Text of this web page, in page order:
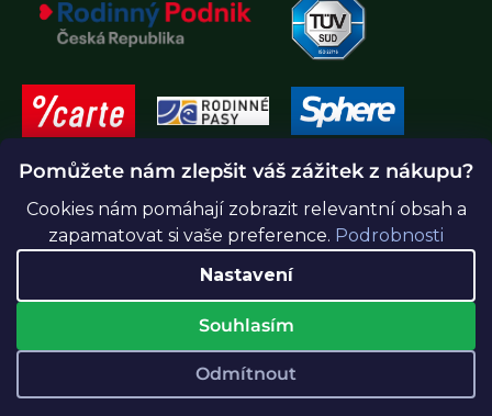
Pomůžete nám zlepšit váš zážitek z nákupu?
Cookies nám pomáhají zobrazit relevantní obsah a
zapamatovat si vaše preference. Podrobnosti
Nastavení
Odmítnout
Souhlasím
Vytvořil Shoptet Premium
Greenidea.cz. Všechna práva vyhrazena.
Upravit nastavení cookies